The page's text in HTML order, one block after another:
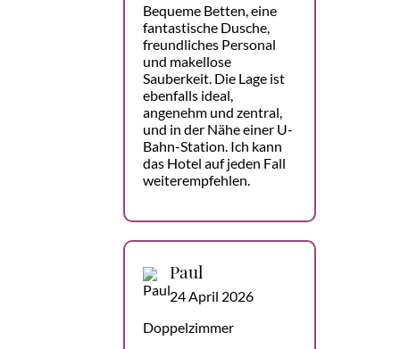
Bequeme Betten, eine
fantastische Dusche,
freundliches Personal
und makellose
Sauberkeit. Die Lage ist
ebenfalls ideal,
angenehm und zentral,
und in der Nähe einer U-
Bahn-Station. Ich kann
das Hotel auf jeden Fall
weiterempfehlen.
Paul
24 April 2026
Doppelzimmer